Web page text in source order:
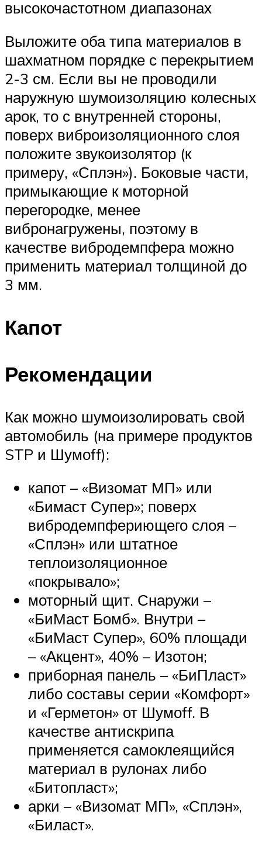
высокочастотном диапазонах
Выложите оба типа материалов в
шахматном порядке с перекрытием
2-3 см. Если вы не проводили
наружную шумоизоляцию колесных
арок, то с внутренней стороны,
поверх виброизоляционного слоя
положите звукоизолятор (к
примеру, «Сплэн»). Боковые части,
примыкающие к моторной
перегородке, менее
вибронагружены, поэтому в
качестве вибродемпфера можно
применить материал толщиной до
3 мм.
Капот
Рекомендации
Как можно шумоизолировать свой
автомобиль (на примере продуктов
STP и Шумоff):
капот – «Визомат МП» или
«Бимаст Супер»; поверх
вибродемпфериющего слоя –
«Сплэн» или штатное
теплоизоляционное
«покрывало»;
моторный щит. Снаружи –
«БиМаст Бомб». Внутри –
«БиМаст Супер», 60% площади
– «Акцент», 40% – Изотон;
приборная панель – «БиПласт»
либо составы серии «Комфорт»
и «Герметон» от Шумоff. В
качестве антискрипа
применяется самоклеящийся
материал в рулонах либо
«Битопласт»;
арки – «Визомат МП», «Сплэн»,
«Биласт».